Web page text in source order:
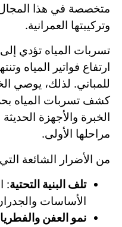
متخصصة في هذا
وتركيبتها العمرانية.
تسربات المياه تؤدي
ارتفاع فواتير المياه
للمباني. لذلك، يوصي
كشف تسربات المياه
الخبرة والأجهزة
مراحلها الأولى.
من الأضرار الشائعة
تلف البنية التحتية:
الأساسات
نمو العفن